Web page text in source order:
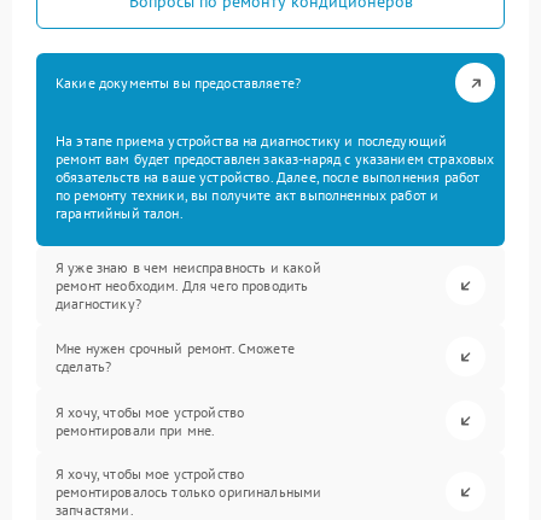
Какие документы вы предоставляете?
На этапе приема устройства на диагностику и последующий
ремонт вам будет предоставлен заказ-наряд с указанием страховых
обязательств на ваше устройство. Далее, после выполнения работ
по ремонту техники, вы получите акт выполненных работ и
гарантийный талон.
Я уже знаю в чем неисправность и какой
ремонт необходим. Для чего проводить
диагностику?
Мне нужен срочный ремонт. Сможете
сделать?
Я хочу, чтобы мое устройство
ремонтировали при мне.
Я хочу, чтобы мое устройство
ремонтировалось только оригинальными
запчастями.